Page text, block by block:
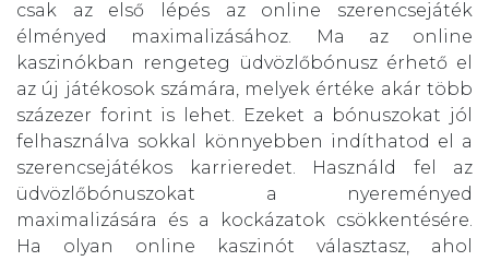
csak az első lépés az online szerencsejáték
élményed maximalizásához. Ma az online
kaszinókban rengeteg üdvözlőbónusz érhető el
az új játékosok számára, melyek értéke akár több
százezer forint is lehet. Ezeket a bónuszokat jól
felhasználva sokkal könnyebben indíthatod el a
szerencsejátékos karrieredet. Használd fel az
üdvözlőbónuszokat a nyereményed
maximalizására és a kockázatok csökkentésére.
Ha olyan online kaszinót választasz, ahol